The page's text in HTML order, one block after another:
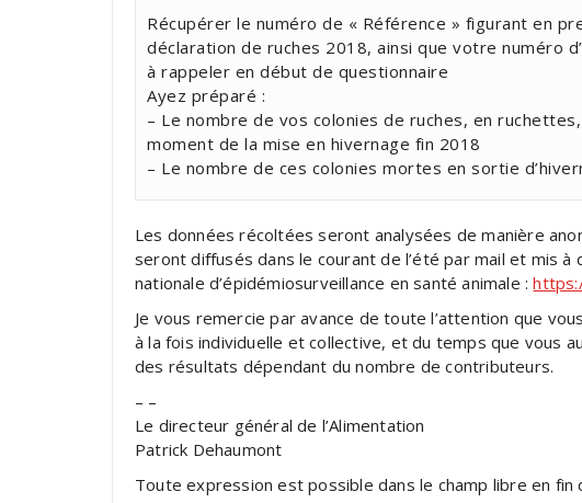
Récupérer le numéro de « Référence » figurant en
déclaration de ruches 2018, ainsi que votre numéro
à rappeler en début de questionnaire
Ayez préparé :
– Le nombre de vos colonies de ruches, en
moment de la mise en hivernage fin 2018
– Le nombre de ces colonies mortes en sortie
Les données récoltées seront analysées de manière
seront diffusés dans le courant de l’été par mail et mis
nationale d’épidémiosurveillance en santé animale :
Je vous remercie par avance de toute l’attention que
à la fois individuelle et collective, et du temps que vous
des résultats dépendant du nombre de contributeurs.
– –
Le directeur général de l’Alimentation
Patrick Dehaumont
Toute expression est possible dans le champ libre en fin